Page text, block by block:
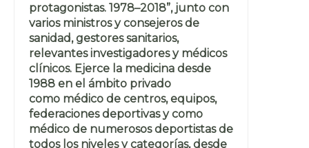
protagonistas. 1978–2018”, junto con
varios ministros y consejeros de
sanidad, gestores sanitarios,
relevantes investigadores y médicos
clínicos. Ejerce la medicina desde
1988 en el ámbito privado
como médico de centros, equipos,
federaciones deportivas y como
médico de numerosos deportistas de
todos los niveles y categorías, desde